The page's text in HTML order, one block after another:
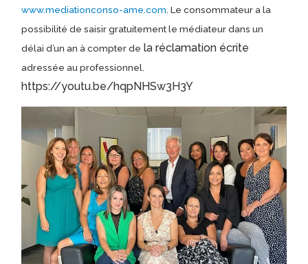
www.mediationconso-ame.com. Le consommateur a la
possibilité de saisir gratuitement le médiateur dans un
délai d’un an à compter de la réclamation écrite
adressée au professionnel.
https://youtu.be/hqpNHSw3H3Y